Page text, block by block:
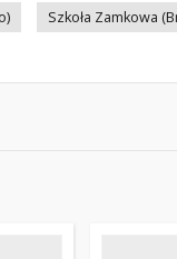
Szkoła Zamkowa